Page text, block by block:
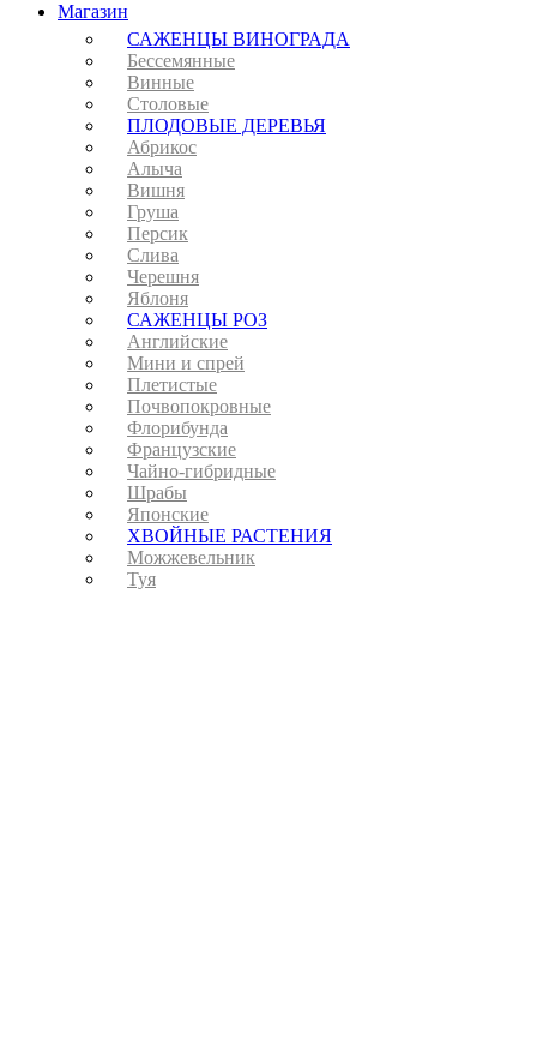
Магазин
САЖЕНЦЫ ВИНОГРАДА
Бессемянные
Винные
Столовые
ПЛОДОВЫЕ ДЕРЕВЬЯ
Абрикос
Алыча
Вишня
Груша
Персик
Слива
Черешня
Яблоня
САЖЕНЦЫ РОЗ
Английские
Мини и спрей
Плетистые
Почвопокровные
Флорибунда
Французские
Чайно-гибридные
Шрабы
Японские
ХВОЙНЫЕ РАСТЕНИЯ
Можжевельник
Туя